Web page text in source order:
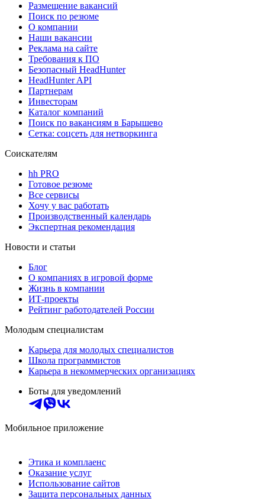
Размещение вакансий
Поиск по резюме
О компании
Наши вакансии
Реклама на сайте
Требования к ПО
Безопасный HeadHunter
HeadHunter API
Партнерам
Инвесторам
Каталог компаний
Поиск по вакансиям в Барышево
Сетка: соцсеть для нетворкинга
Соискателям
hh PRO
Готовое резюме
Все сервисы
Хочу у вас работать
Производственный календарь
Экспертная рекомендация
Новости и статьи
Блог
О компаниях в игровой форме
Жизнь в компании
ИТ-проекты
Рейтинг работодателей России
Молодым специалистам
Карьера для молодых специалистов
Школа программистов
Карьера в некоммерческих организациях
Боты для уведомлений
Мобильное приложение
Этика и комплаенс
Оказание услуг
Использование сайтов
Защита персональных данных